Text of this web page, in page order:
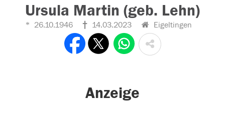
Ursula Martin (geb. Lehn)
26.10.1946 14.03.2023 Eigeltingen
Anzeige